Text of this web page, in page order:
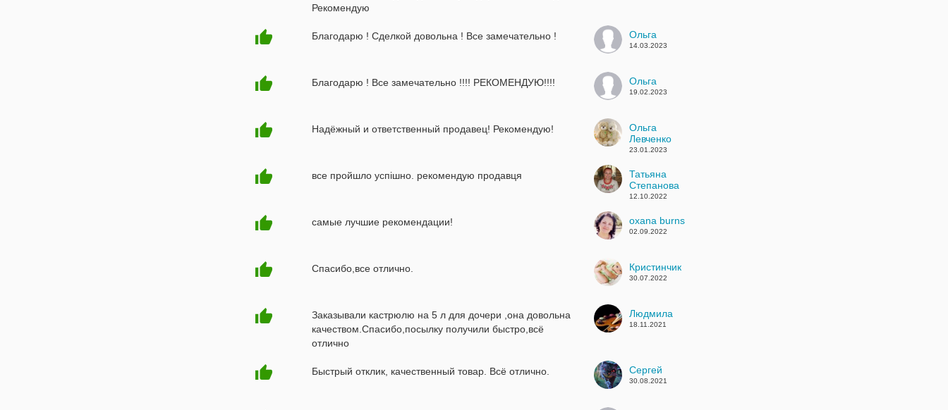
Рекомендую
Ольга
14.03.2023
Благодарю ! Сделкой довольна ! Все замечательно !
Ольга
19.02.2023
Благодарю ! Все замечательно !!!! РЕКОМЕНДУЮ!!!!
Ольга
Левченко
23.01.2023
Надёжный и ответственный продавец! Рекомендую!
Татьяна
Степанова
12.10.2022
все пройшло успішно. рекомендую продавця
oxana burns
02.09.2022
самые лучшие рекомендации!
Кристинчик
30.07.2022
Спасибо,все отлично.
Людмила
18.11.2021
Заказывали кастрюлю на 5 л для дочери ,она довольна
качеством.Спасибо,посылку получили быстро,всё
отлично
Сергей
30.08.2021
Быстрый отклик, качественный товар. Всё отлично.